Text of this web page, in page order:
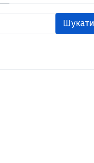
Шукати